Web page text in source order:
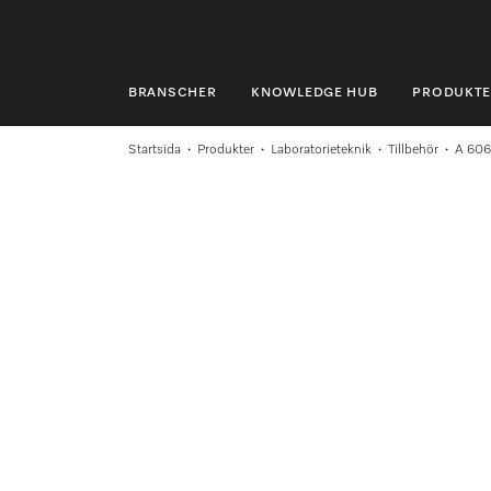
BRANSCHER KNOWLEDGE HUB
BRANSCHER
Startsida Produkter Laboratorieteknik Tillbehör A 606